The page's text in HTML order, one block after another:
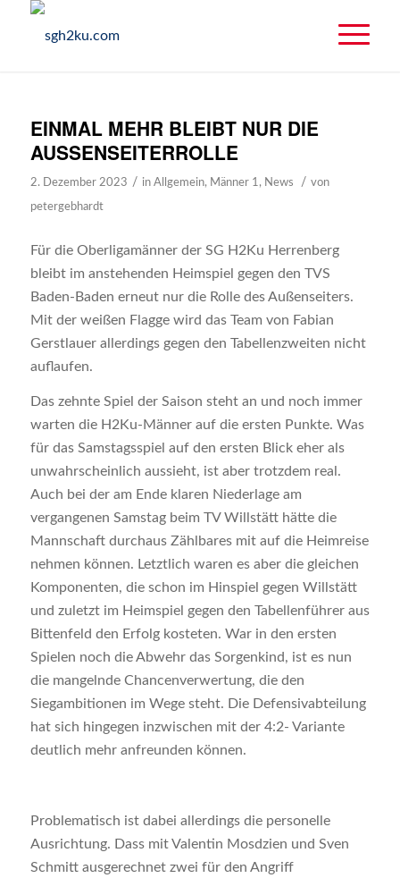
EINMAL MEHR BLEIBT NUR DIE
AUSSENSEITERROLLE
2. Dezember 2023 / in Allgemein, Männer 1, News / von
petergebhardt
Für die Oberligamänner der SG H2Ku Herrenberg
bleibt im anstehenden Heimspiel gegen den TVS
Baden-Baden erneut nur die Rolle des Außenseiters.
Mit der weißen Flagge wird das Team von Fabian
Gerstlauer allerdings gegen den Tabellenzweiten nicht
auflaufen.
Das zehnte Spiel der Saison steht an und noch immer
warten die H2Ku-Männer auf die ersten Punkte. Was
für das Samstagsspiel auf den ersten Blick eher als
unwahrscheinlich aussieht, ist aber trotzdem real.
Auch bei der am Ende klaren Niederlage am
vergangenen Samstag beim TV Willstätt hätte die
Mannschaft durchaus Zählbares mit auf die Heimreise
nehmen können. Letztlich waren es aber die gleichen
Komponenten, die schon im Hinspiel gegen Willstätt
und zuletzt im Heimspiel gegen den Tabellenführer aus
Bittenfeld den Erfolg kosteten. War in den ersten
Spielen noch die Abwehr das Sorgenkind, ist es nun
die mangelnde Chancenverwertung, die den
Siegambitionen im Wege steht. Die Defensivabteilung
hat sich hingegen inzwischen mit der 4:2- Variante
deutlich mehr anfreunden können.
Problematisch ist dabei allerdings die personelle
Ausrichtung. Dass mit Valentin Mosdzien und Sven
Schmitt ausgerechnet zwei für den Angriff